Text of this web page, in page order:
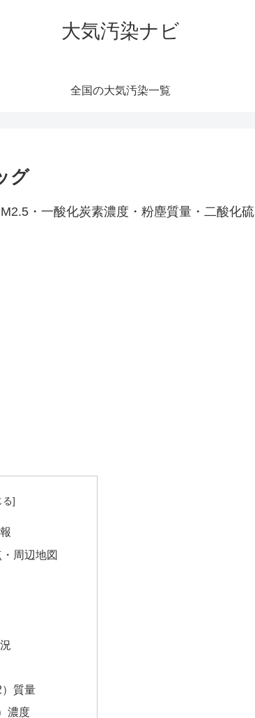
大気汚染ナビ
全国の大気汚染一覧
グ
・一酸化炭素濃度・粉塵質量・二酸化硫
周辺地図
質量
濃度